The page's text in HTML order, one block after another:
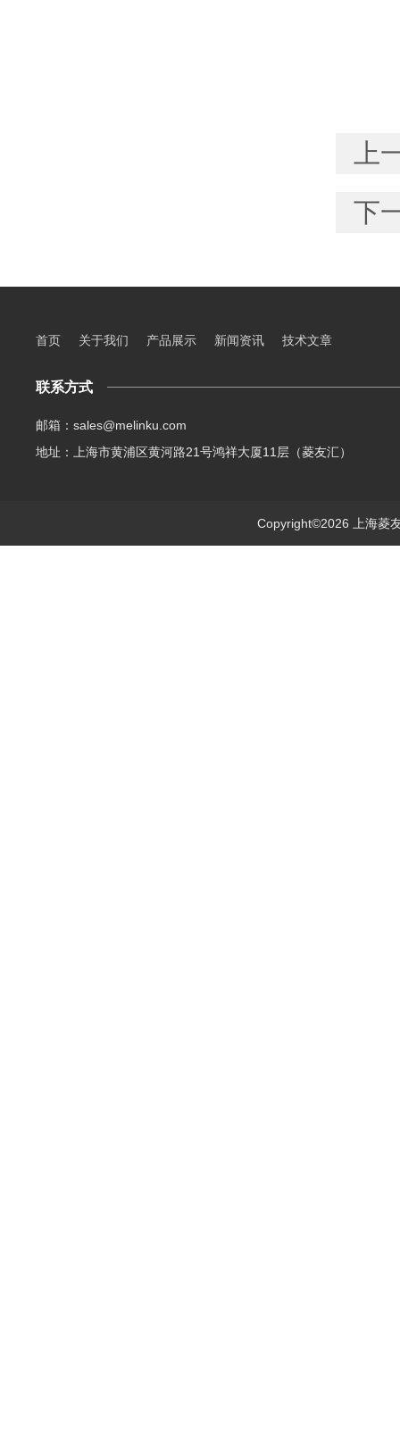
上
下
首页 关于我们 产品展示 新闻资讯 技术文章
联系方式
邮箱：sales@melinku.com
地址：上海市黄浦区黄河路21号鸿祥大厦11层（菱友汇）
Copyright©2026 上海菱